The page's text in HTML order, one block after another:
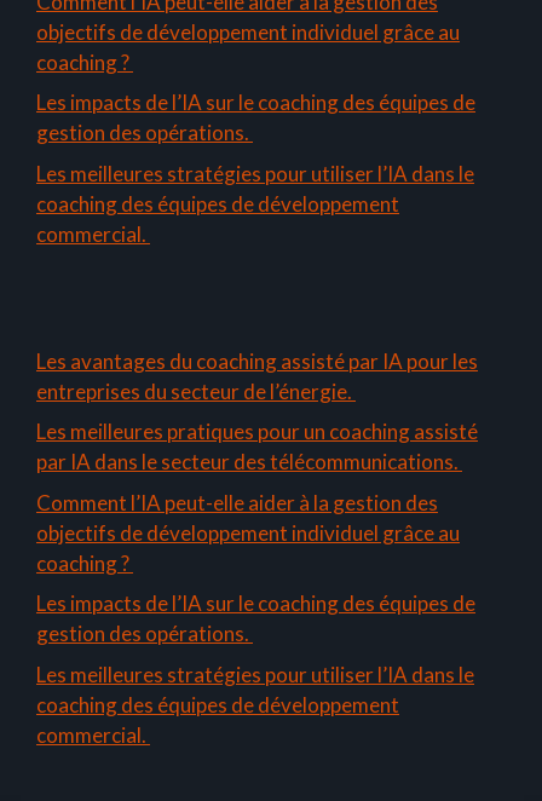
objectifs de développement individuel grâce au
coaching ?
Les impacts de l’IA sur le coaching des équipes de
gestion des opérations.
Les meilleures stratégies pour utiliser l’IA dans le
coaching des équipes de développement
commercial.
Les avantages du coaching assisté par IA pour les
entreprises du secteur de l’énergie.
Les meilleures pratiques pour un coaching assisté
par IA dans le secteur des télécommunications.
Comment l’IA peut-elle aider à la gestion des
objectifs de développement individuel grâce au
coaching ?
Les impacts de l’IA sur le coaching des équipes de
gestion des opérations.
Les meilleures stratégies pour utiliser l’IA dans le
coaching des équipes de développement
commercial.